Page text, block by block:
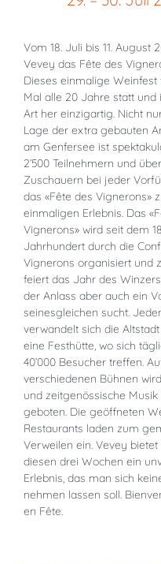
Vom 18. Juli bis 11. August
Vevey das Fête des
Dieses einmalige
Mal alle 20 Jahre statt und
Art her einzigartig. Nicht
Lage der extra gebauten
am Genfersee ist
2’500 Teilnehmern und
Zuschauern bei jeder
das «Fête des Vignerons»
einmaligen Erlebnis. Das
Vignerons» wird seit dem
Jahrhundert durch die
Vignerons organisiert und
feiert das Jahr des
der Anlass aber auch ein
seinesgleichen sucht.
verwandelt sich die
eine Festhütte, wo sich
40’000 Besucher treffen.
verschiedenen Bühnen
und zeitgenössische
geboten. Die geöffneten
Restaurants laden zum
Verweilen ein. Vevey
diesen drei Wochen ein
Erlebnis, das man sich
nehmen lassen soll.
en Fête.